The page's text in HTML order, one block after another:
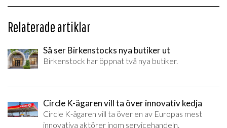
Relaterade artiklar
Så ser Birkenstocks nya butiker ut
Birkenstock har öppnat två nya butiker.
Circle K-ägaren vill ta över innovativ kedja
Circle K-ägaren vill ta över en av Europas mest
innovativa aktörer inom servicehandeln.